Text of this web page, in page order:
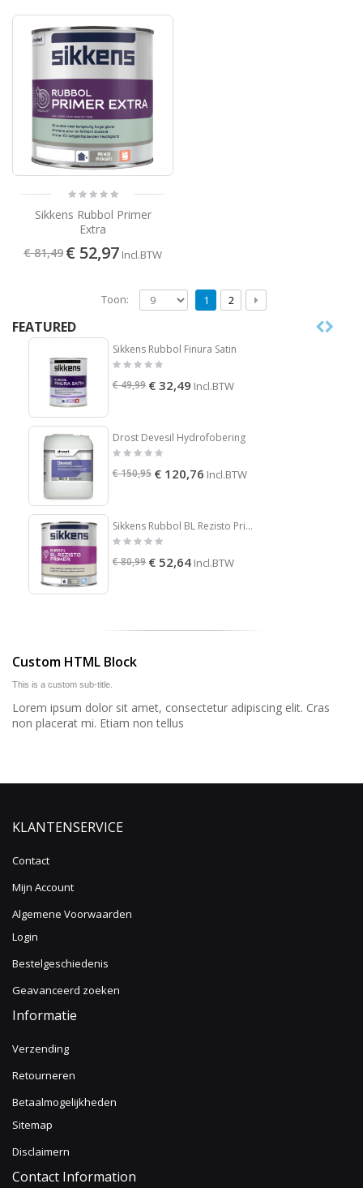
Sikkens Rubbol Primer
Extra
€ 81,49 € 52,97 Incl.BTW
1 2
Toon:
FEATURED
Sikkens Rubbol Finura Satin
€ 49,99 € 32,49 Incl.BTW
Drost Devesil Hydrofobering
€ 150,95 € 120,76 Incl.BTW
Sikkens Rubbol BL Rezisto Primer
€ 80,99 € 52,64 Incl.BTW
Custom HTML Block
This is a custom sub-title.
Lorem ipsum dolor sit amet, consectetur adipiscing elit. Cras
non placerat mi. Etiam non tellus
KLANTENSERVICE
Contact
Mijn Account
Algemene Voorwaarden
Login
Bestelgeschiedenis
Geavanceerd zoeken
Informatie
Verzending
Retourneren
Betaalmogelijkheden
Sitemap
Disclaimern
Contact Information